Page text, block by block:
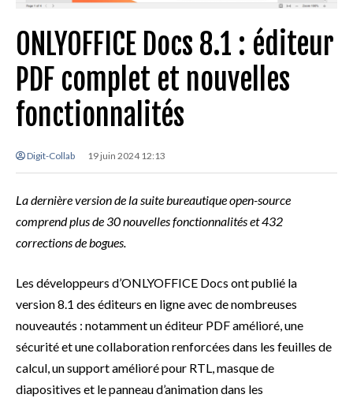
ONLYOFFICE Docs 8.1 : éditeur
PDF complet et nouvelles
fonctionnalités
Digit-Collab 19 juin 2024 12:13
La dernière version de la suite bureautique open-source
comprend plus de 30 nouvelles fonctionnalités et 432
corrections de bogues.
Les développeurs d’ONLYOFFICE Docs ont publié la
version 8.1 des éditeurs en ligne avec de nombreuses
nouveautés : notamment un éditeur PDF amélioré, une
sécurité et une collaboration renforcées dans les feuilles de
calcul, un support amélioré pour RTL, masque de
diapositives et le panneau d’animation dans les